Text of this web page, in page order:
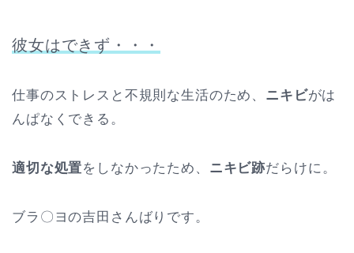
彼女はできず・・・
仕事のストレスと不規則な生活のため、 ニキビがは
んぱなくできる。
適切な処置をしなかったため、 ニキビ跡だらけに。
ブラ〇ヨの吉田さんばりです。